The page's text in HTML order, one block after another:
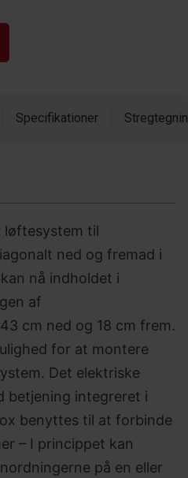
Specifikationer
løftesystem til
ned og fremad i
nå indholdet i
af
cm ned og 18 cm frem.
for at montere
Det elektriske
betjening integreret i
benyttes til at forbinde
– I princippet kan
på en eller